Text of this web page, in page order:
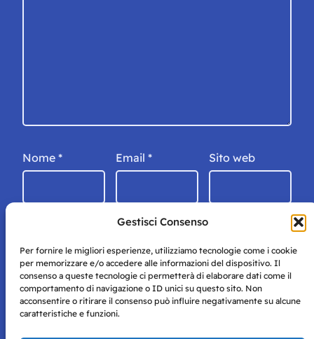
Gestisci Consenso
Per fornire le migliori esperienze, utilizziamo tecnologie come i cookie
per memorizzare e/o accedere alle informazioni del dispositivo. Il
consenso a queste tecnologie ci permetterà di elaborare dati come il
comportamento di navigazione o ID unici su questo sito. Non
acconsentire o ritirare il consenso può influire negativamente su alcune
caratteristiche e funzioni.
Nome * Email * Sito web